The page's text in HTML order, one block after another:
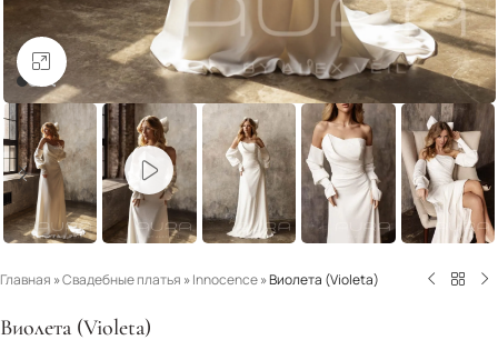
Увеличить
Главная »Свадебные платья »Innocence»Виолета (Violeta)
Виолета (Violeta)